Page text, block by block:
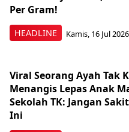
HEADLINE
Per Gram!
Kamis, 16 Jul
Viral Seorang Ayah Tak
Menangis Lepas Anak
Sekolah TK: Jangan
Ini